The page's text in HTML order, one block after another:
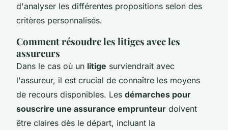
d'analyser les différentes propositions selon des
critères personnalisés.
Comment résoudre les litiges avec les
assureurs
Dans le cas où un litige surviendrait avec
l'assureur, il est crucial de connaître les moyens
de recours disponibles. Les démarches pour
souscrire une assurance emprunteur doivent
être claires dès le départ, incluant la